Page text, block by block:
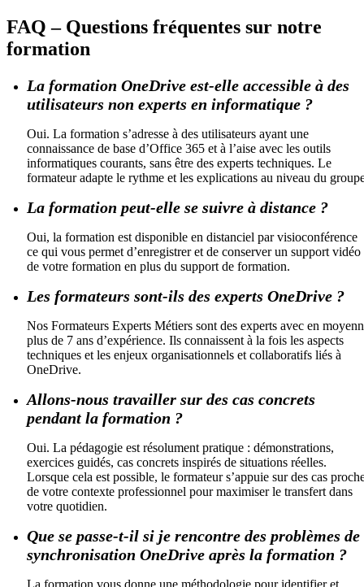
FAQ – Questions fréquentes sur notre
formation
La formation OneDrive est-elle accessible à des
utilisateurs non experts en informatique ?
Oui. La formation s’adresse à des utilisateurs ayant une
connaissance de base d’Office 365 et à l’aise avec les outils
informatiques courants, sans être des experts techniques. Le
formateur adapte le rythme et les explications au niveau du
La formation peut-elle se suivre à distance ?
Oui, la formation est disponible en distanciel par visioconférence
ce qui vous permet d’enregistrer et de conserver un support vidéo
de votre formation en plus du support de formation.
Les formateurs sont-ils des experts OneDrive ?
Nos Formateurs Experts Métiers sont des experts avec en
plus de 7 ans d’expérience. Ils connaissent à la fois les aspects
techniques et les enjeux organisationnels et collaboratifs liés à
OneDrive.
Allons-nous travailler sur des cas concrets
pendant la formation ?
Oui. La pédagogie est résolument pratique : démonstrations,
exercices guidés, cas concrets inspirés de situations réelles.
Lorsque cela est possible, le formateur s’appuie sur des cas
de votre contexte professionnel pour maximiser le transfert dans
votre quotidien.
Que se passe-t-il si je rencontre des problèmes de
synchronisation OneDrive après la formation ?
La formation vous donne une méthodologie pour identifier et